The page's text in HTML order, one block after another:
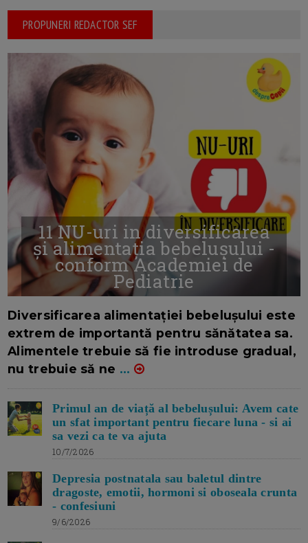
PROPUNERI REDACTOR SEF
11 NU-uri in diversificarea
și alimentația bebelușului -
conform Academiei de
Pediatrie
Diversificarea alimentației bebelușului este
extrem de importantă pentru sănătatea sa.
Alimentele trebuie să fie introduse gradual,
nu trebuie să ne ...
Primul an de viață al bebelușului: Avem cate
un sfat important pentru fiecare luna - si ai
sa vezi ca te va ajuta
10/7/2026
Depresia postnatala sau baletul dintre
dragoste, emotii, hormoni si oboseala crunta
- confesiuni
9/6/2026